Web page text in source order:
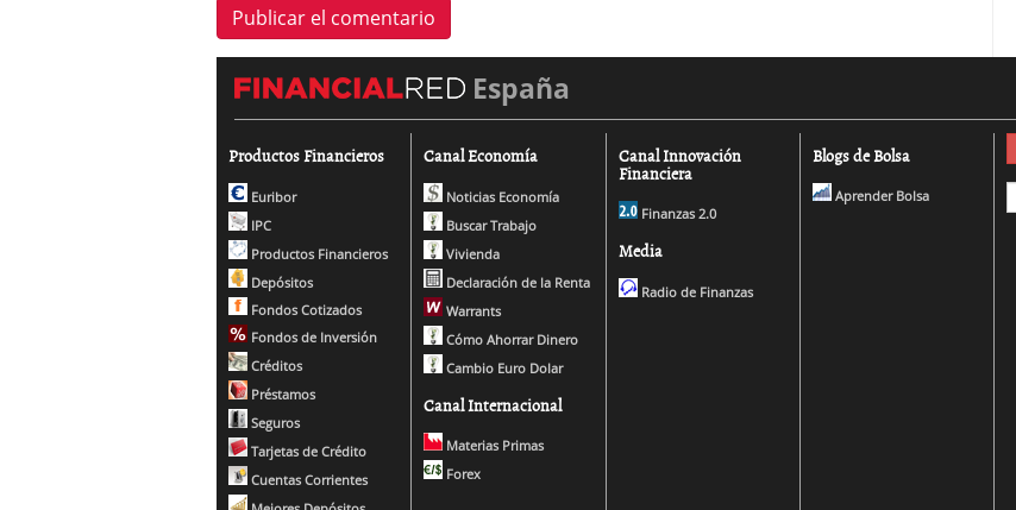
España
Productos Financieros
Euribor
IPC
Productos Financieros
Depósitos
Fondos Cotizados
Fondos de Inversión
Créditos
Préstamos
Seguros
Tarjetas de Crédito
Cuentas Corrientes
Canal Economía
Noticias Economía
Buscar Trabajo
Vivienda
Declaración de la Renta
Warrants
Cómo Ahorrar Dinero
Cambio Euro Dolar
Canal Internacional
Materias Primas
Forex
Canal Innovación
Financiera
Finanzas 2.0
Media
Radio de Finanzas
Blogs de Bolsa
Aprender Bolsa